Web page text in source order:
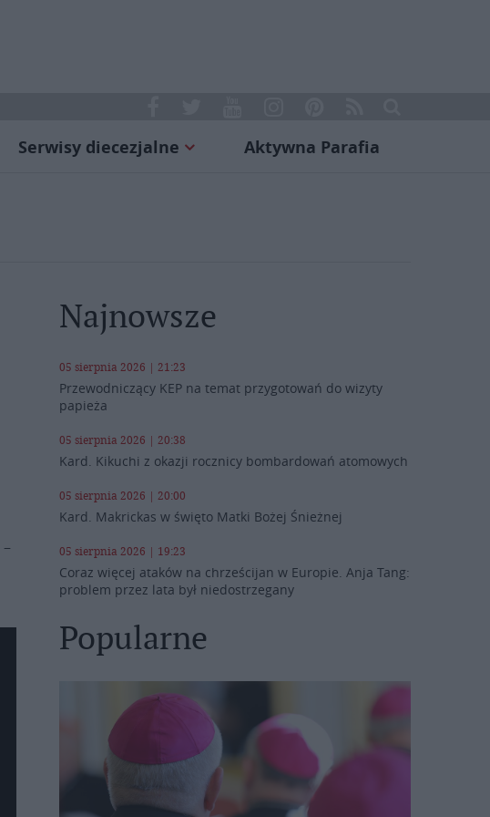
Serwisy diecezjalne Aktywna Parafia
–
Najnowsze
05 sierpnia 2026 | 21:23
Przewodniczący KEP na temat przygotowań do wizyty
papieża
05 sierpnia 2026 | 20:38
Kard. Kikuchi z okazji rocznicy bombardowań atomowych
05 sierpnia 2026 | 20:00
Kard. Makrickas w święto Matki Bożej Śnieżnej
05 sierpnia 2026 | 19:23
Coraz więcej ataków na chrześcijan w Europie. Anja Tang:
problem przez lata był niedostrzegany
Popularne